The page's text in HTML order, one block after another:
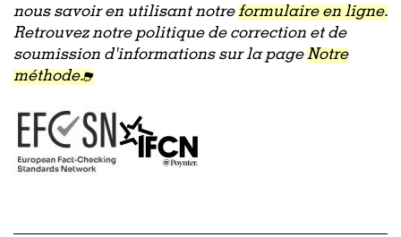
nous savoir en utilisant notreformulaire en ligne.
Retrouvez notre politique de correction et de
soumission d'informations sur la pageNotre
méthode.